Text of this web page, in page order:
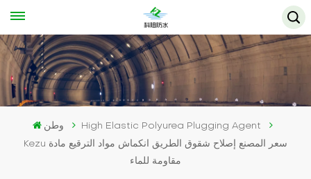
وطن
High Elastic Polyurea Plugging Agent
Kezu سعر المصنع إصلاح شقوق الطريق انكماش مواد الترقيع مادة
مقاومة للماء